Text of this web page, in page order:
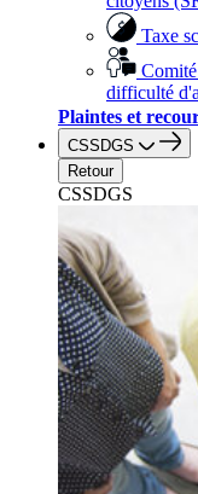
Taxe
difficulté
Plaintes et
CSSDGS
Retour
CSSDGS